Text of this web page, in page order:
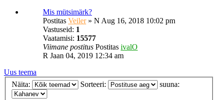
Mis mütsimärk?
Postitas Veiler» N Aug 16, 2018 10:02 pm
Vastuseid: 1
Vaatamisi: 15577
Viimane postitus Postitas ivalO
R Jaan 04, 2019 12:34 am
Uus teema
Näita:
Sorteeri: suuna: